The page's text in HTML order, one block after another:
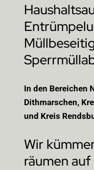
In den Bereichen
Dithmarschen,
und Kreis
Wir
räumen auf